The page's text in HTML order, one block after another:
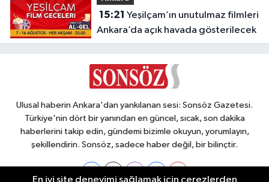
15:21
Ankara’da açık havada gösterilecek
Ulusal haberin Ankara'dan yankılanan sesi: Sonsöz Gazetesi.
Türkiye'nin dört bir yanından en güncel, sıcak, son dakika
haberlerini takip edin, gündemi bizimle okuyun, yorumlayın,
şekillendirin. Sonsöz, sadece haber değil, bir bilinçtir.
En iyi site deneyimi sağlamak için çerezlerden